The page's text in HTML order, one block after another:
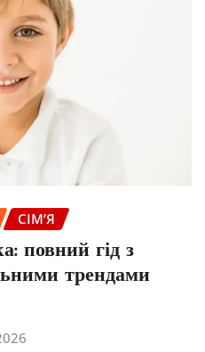
СІМ’Я
повний гід з
трендами